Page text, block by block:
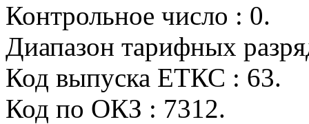
Контрольное число : 0.
Диапазон тарифных
Код выпуска ЕТКС : 63.
Код по ОКЗ : 7312.